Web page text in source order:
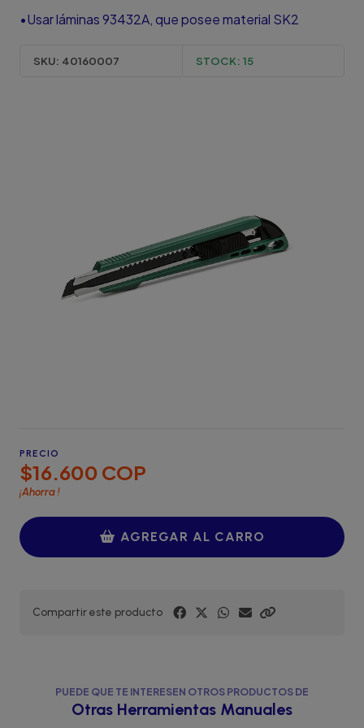
•Usar láminas 93432A, que posee material SK2
SKU: 40160007 STOCK: 15
PRECIO
$16.600 COP
¡Ahorra!
AGREGAR AL CARRO
Compartir este producto
PUEDE QUE TE INTERESEN OTROS PRODUCTOS DE
Otras Herramientas Manuales